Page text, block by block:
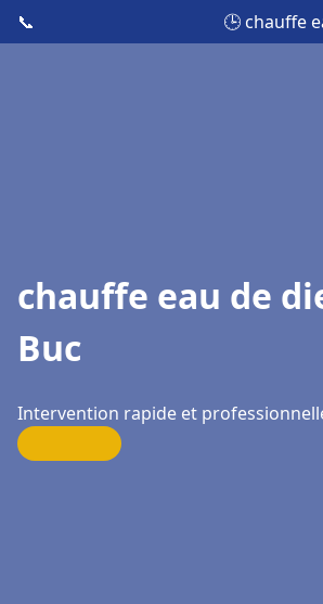
📞 🕒 chauffe
chauffe eau de
Buc
Intervention rapide et